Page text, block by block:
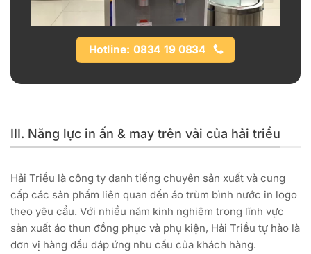
Hotline: 0834 19 0834
III. Năng lực in ấn & may trên vải của hải triều
Hải Triều là công ty danh tiếng chuyên sản xuất và cung
cấp các sản phẩm liên quan đến áo trùm bình nước in logo
theo yêu cầu. Với nhiều năm kinh nghiệm trong lĩnh vực
sản xuất áo thun đồng phục và phụ kiện, Hải Triều tự hào là
đơn vị hàng đầu đáp ứng nhu cầu của khách hàng.